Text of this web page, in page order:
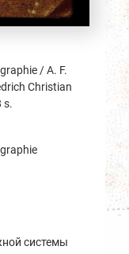
/ A. F.
Christian
s.
системы